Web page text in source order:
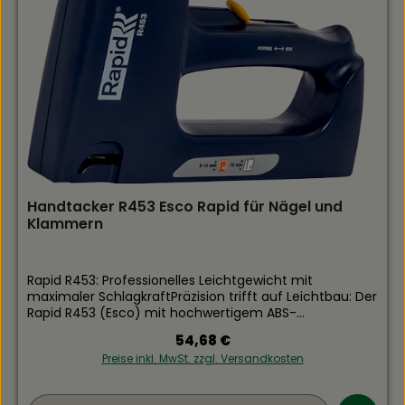
Handtacker R453 Esco Rapid für Nägel und
Klammern
Rapid R453: Professionelles Leichtgewicht mit
maximaler SchlagkraftPräzision trifft auf Leichtbau: Der
Rapid R453 (Esco) mit hochwertigem ABS-
intensive Befestigungsaufgaben. Gartenbautechnik
Geereking setzt auf dieses Modell, weil es die
minimalen Eigengewicht kombiniert. Das schlagfeste
Regulärer Preis:
54,68 €
Preise inkl. MwSt. zzgl. Versandkosten